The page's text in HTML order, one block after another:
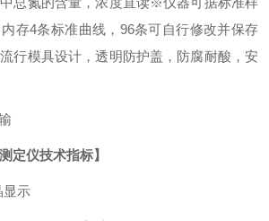
存4条标准曲线，96条可自行修改并保存
行模具设计，透明防护盖，防腐耐酸，安
定仪技术指标】
显示